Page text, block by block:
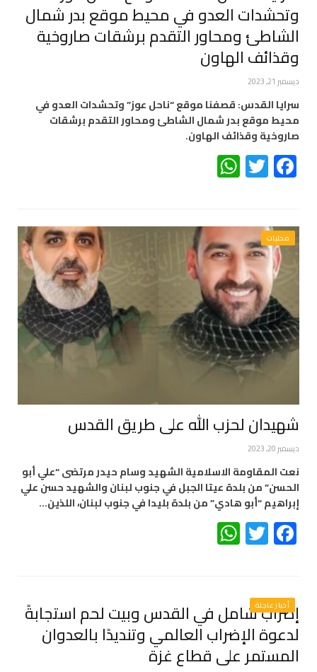
وتحشدات العدو في محيط موقع بدر شمال
الشاطئ ومحاور التقدم برشقات صاروخية
وقذائف الهاون
ديسمبر 21, 2023
سرايا القدس: قصفنا موقع “ناحل عوز” وتحشدات العدو في
محيط موقع بدر شمال الشاطئ ومحاور التقدم برشقات
صاروخية وقذائف الهاون.
Facebook
Twitter
محليات
شهيدان لحزب الله على طريق القدس
ديسمبر 20, 2023
نعت المقاومة الاسلامية الشهيد وسام حيدر مرتضى “علي أبو
الحسن” من بلدة عيتا الجبل في جنوب لبنان والشهيد حسن علي
إبراهيم “أبو هادي” من بلدة بليدا في جنوب لبنان، اللذين…
Facebook
Twitter
أخبار عاجلة
إضراب شامل في القدس وبيت لحم استجابةً
لدعوة الإضراب العالمي وتنديدًا بالعدوان
المستمر على قطاع غزة